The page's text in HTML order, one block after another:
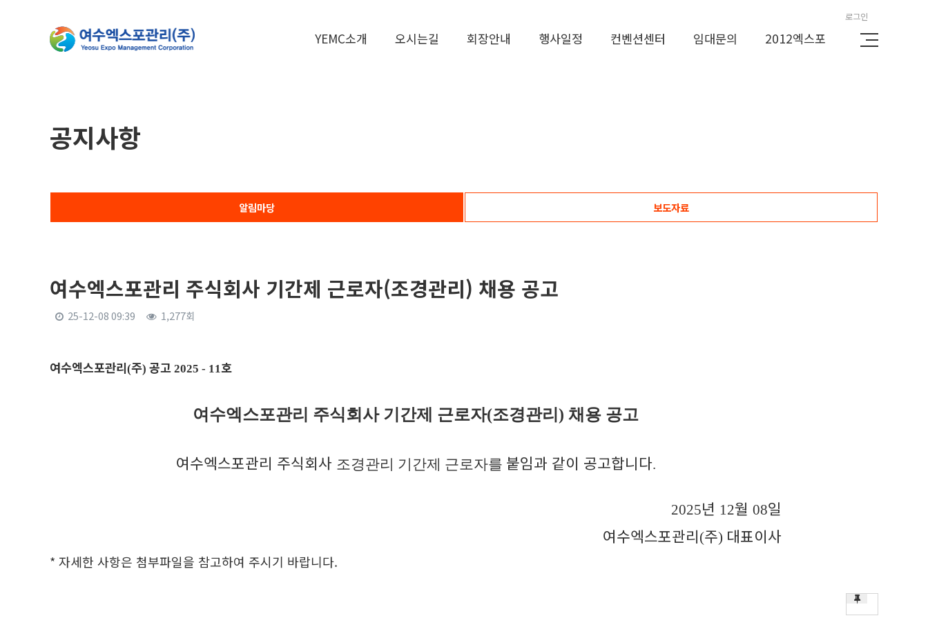
로그인
YEMC소개 오시는길 회장안내 행사일정 컨벤션센터 임대문의 2012엑스포
공지사항
알림마당 보도자료
여수엑스포관리 주식회사 기간제 근로자(조경관리) 채용 공고
25-12-08 09:39 1,277회
여수엑스포관리(주) 공고 2025 - 11호
여수엑스포관리 주식회사 기간제 근로자(조경관리) 채용 공고
여수엑스포관리 주식회사 조경관리 기간제 근로자를 붙임과 같이 공고합니다.
2025년 12월 08일
여수엑스포관리(주) 대표이사
* 자세한 사항은 첨부파일을 참고하여 주시기 바랍니다.